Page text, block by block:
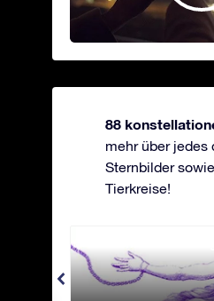
88
mehr über jedes
Sternbilder
Tierkreise!
Andromeda - Die